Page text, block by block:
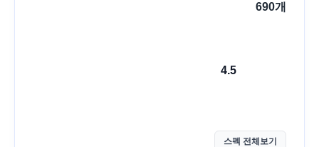
690개
4.5
스펙 전체보기